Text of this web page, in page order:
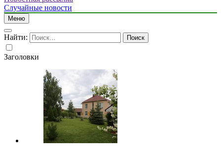
Случайные новости
Меню
Найти:
Заголовки